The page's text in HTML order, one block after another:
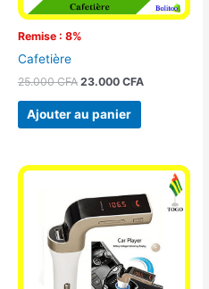
Remise : 8%
Cafetière
25.000CFA 23.000 CFA
Ajouter au panier